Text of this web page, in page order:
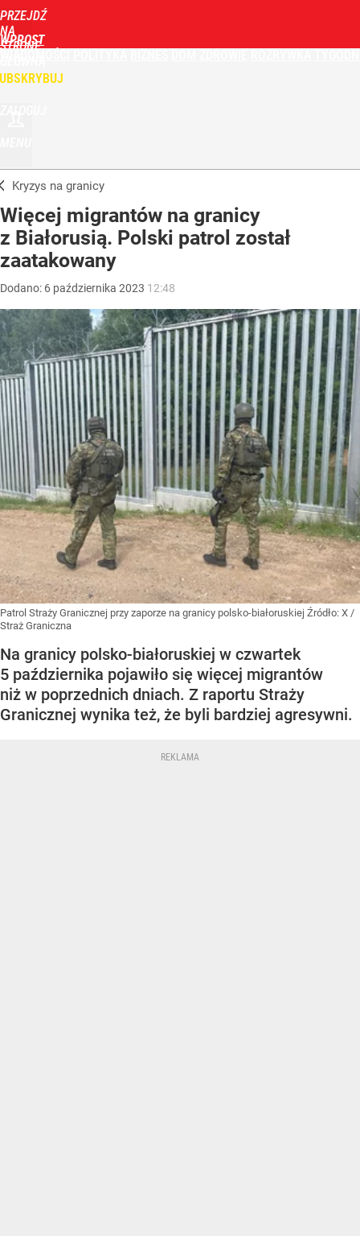
PRZEJDŹ
NA
STRONĘ
WPROST
Kryzys na granicy
Więcej migrantów na granicy
z Białorusią. Polski patrol został
zaatakowany
Dodano: 6 października 2023 12:48
Patrol Straży Granicznej przy zaporze na granicy polsko-białoruskiej Źródło: X /
Straż Graniczna
Na granicy polsko-białoruskiej w czwartek
5 października pojawiło się więcej migrantów
niż w poprzednich dniach. Z raportu Straży
Granicznej wynika też, że byli bardziej agresywni.